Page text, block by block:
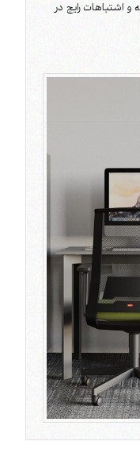
و اشتباهات رایج در